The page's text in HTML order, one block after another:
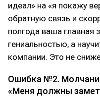
идеал» на «я покажу
обратную связь и
полгода ваша главная
гениальностью, а
компании. Это не
Ошибка №2.
«Меня должны